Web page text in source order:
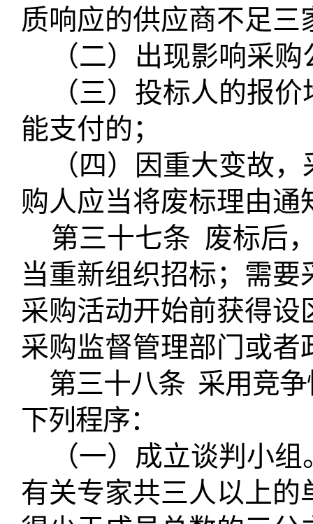
质响应的供应商不足三
（二）出现影响采
（三）投标人的报
能支付的；
（四）因重大变故
购人应当将废标理由通
第三十七条 废标后
当重新组织招标；需
采购活动开始前获得
采购监督管理部门或者
第三十八条 采用竞
下列程序：
（一）成立谈判小
有关专家共三人以上